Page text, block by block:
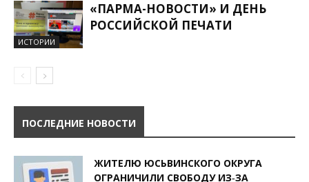
ИСТОРИИ
«ПАРМА-НОВОСТИ» И ДЕНЬ
РОССИЙСКОЙ ПЕЧАТИ
ПОСЛЕДНИЕ НОВОСТИ
ЖИТЕЛЮ ЮСЬВИНСКОГО ОКРУГА
ОГРАНИЧИЛИ СВОБОДУ ИЗ‑ЗА